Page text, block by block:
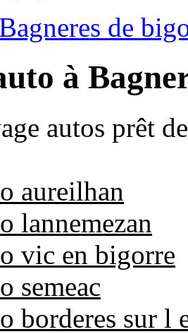
Bagneres de
à
autos prêt
aureilhan
lannemezan
vic en bigorre
semeac
borderes sur l